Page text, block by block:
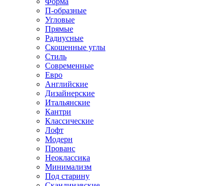
П-образные
Угловые
Прямые
Радиусные
Скошенные углы
Стиль
Современные
Евро
Английские
Дизайнерские
Итальянские
Кантри
Классические
Лофт
Модерн
Прованс
Неоклассика
Минимализм
Под старину